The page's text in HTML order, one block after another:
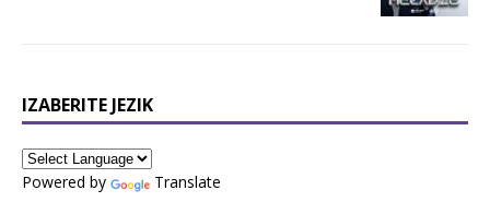
IZABERITE JEZIK
Powered by Translate